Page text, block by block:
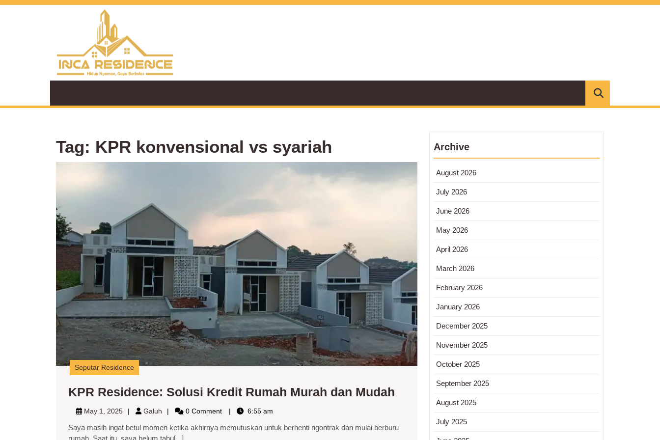
Skip
Tag: KPR konvensional vs syariah
Residence:
Rumah
Seputar Residence
KPR Residence: Solusi Kredit Rumah Murah dan Mudah
Residence:
May 1, 2025May
2025
Galuh Galuh 0 Comment 6:55 am
Saya masih ingat betul momen ketika akhirnya memutuskan untuk berhenti ngontrak dan mulai berburu
rumah. Saat itu, saya belum tahu[...]
Archive
August 2026
July 2026
June 2026
May 2026
April 2026
March 2026
February 2026
January 2026
December 2025
November 2025
October 2025
September 2025
August 2025
July 2025